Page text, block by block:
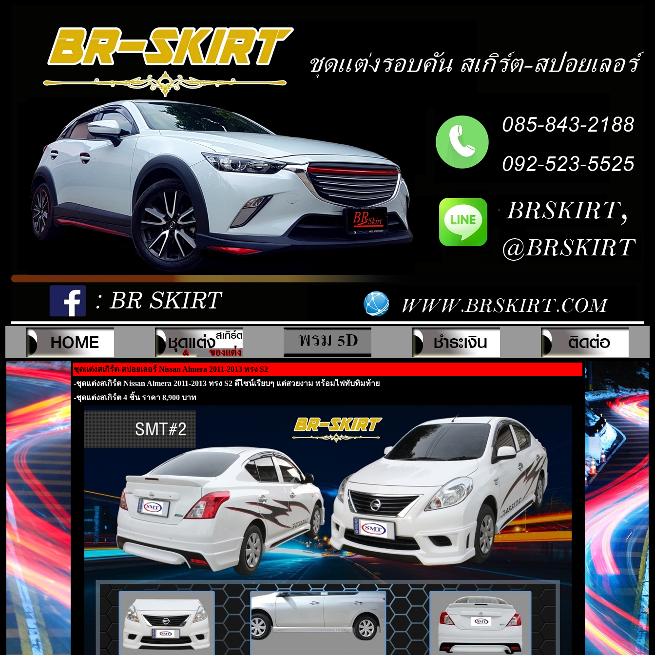
ชุดแต่งสเกิร์ต-สปอยเลอร์ Nissan Almera 2011-2013 ทรง S2
-ชุดแต่งสเกิร์ต Nissan Almera 2011-2013 ทรง S2 ดีไซน์เรียบๆ แต่สวยงาม พร้อมไฟทับทิมท้าย
-ชุดแต่งสเกิร์ต 4 ชิ้น ราคา 8,900 บาท